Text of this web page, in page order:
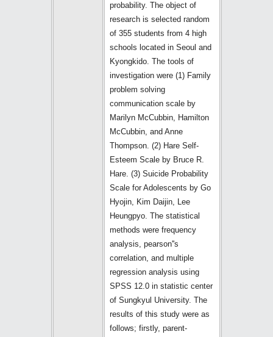
probability. The object of
research is selected random
of 355 students from 4 high
schools located in Seoul and
Kyongkido. The tools of
investigation were (1) Family
problem solving
communication scale by
Marilyn McCubbin, Hamilton
McCubbin, and Anne
Thompson. (2) Hare Self-
Esteem Scale by Bruce R.
Hare. (3) Suicide Probability
Scale for Adolescents by Go
Hyojin, Kim Daijin, Lee
Heungpyo. The statistical
methods were frequency
analysis, pearson''s
correlation, and multiple
regression analysis using
SPSS 12.0 in statistic center
of Sungkyul University. The
results of this study were as
follows; firstly, parent-